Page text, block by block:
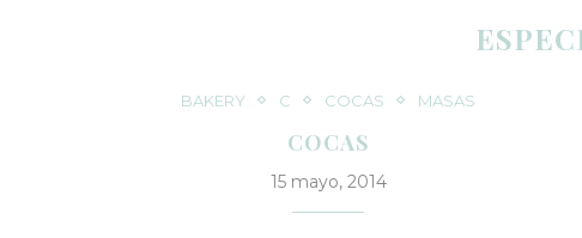
BAKERY C COCAS MASAS
COCAS
15 mayo, 2014